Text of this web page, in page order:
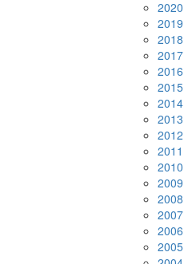
2020
2019
2018
2017
2016
2015
2014
2013
2012
2011
2010
2009
2008
2007
2006
2005